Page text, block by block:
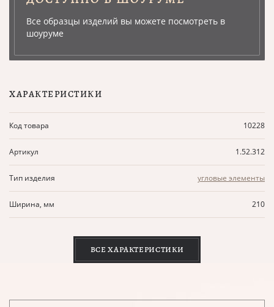
Все образцы изделий вы можете посмотреть в
шоуруме
ХАРАКТЕРИСТИКИ
Код товара 10228
Артикул 1.52.312
Тип изделия угловые элементы
Ширина, мм 210
ВСЕ ХАРАКТЕРИСТИКИ